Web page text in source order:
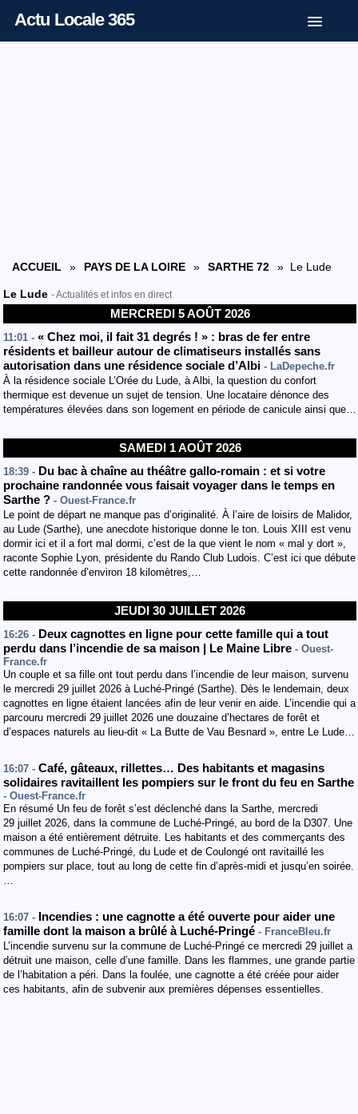
Actu Locale 365
ACCUEIL » PAYS DE LA LOIRE » SARTHE 72 » Le Lude
Le Lude - Actualités et infos en direct
MERCREDI 5 AOÛT 2026
11:01 - « Chez moi, il fait 31 degrés ! » : bras de fer entre
résidents et bailleur autour de climatiseurs installés sans
autorisation dans une résidence sociale d’Albi - LaDepeche.fr
À la résidence sociale L’Orée du Lude, à Albi, la question du confort
thermique est devenue un sujet de tension. Une locataire dénonce des
températures élevées dans son logement en période de canicule ainsi que…
SAMEDI 1 AOÛT 2026
18:39 - Du bac à chaîne au théâtre gallo-romain : et si votre
prochaine randonnée vous faisait voyager dans le temps en
Sarthe ? - Ouest-France.fr
Le point de départ ne manque pas d’originalité. À l’aire de loisirs de Malidor,
au Lude (Sarthe), une anecdote historique donne le ton. Louis XIII est venu
dormir ici et il a fort mal dormi, c’est de la que vient le nom « mal y dort »,
raconte Sophie Lyon, présidente du Rando Club Ludois. C’est ici que débute
cette randonnée d’environ 18 kilomètres,…
JEUDI 30 JUILLET 2026
16:26 - Deux cagnottes en ligne pour cette famille qui a tout
perdu dans l’incendie de sa maison | Le Maine Libre - Ouest-
France.fr
Un couple et sa fille ont tout perdu dans l’incendie de leur maison, survenu
le mercredi 29 juillet 2026 à Luché-Pringé (Sarthe). Dès le lendemain, deux
cagnottes en ligne étaient lancées afin de leur venir en aide. L’incendie qui a
parcouru mercredi 29 juillet 2026 une douzaine d’hectares de forêt et
d’espaces naturels au lieu-dit « La Butte de Vau Besnard », entre Le Lude…
16:07 - Café, gâteaux, rillettes… Des habitants et magasins
solidaires ravitaillent les pompiers sur le front du feu en Sarthe
- Ouest-France.fr
En résumé Un feu de forêt s’est déclenché dans la Sarthe, mercredi
29 juillet 2026, dans la commune de Luché-Pringé, au bord de la D307. Une
maison a été entièrement détruite. Les habitants et des commerçants des
communes de Luché-Pringé, du Lude et de Coulongé ont ravitaillé les
pompiers sur place, tout au long de cette fin d’après-midi et jusqu’en soirée.
…
16:07 - Incendies : une cagnotte a été ouverte pour aider une
famille dont la maison a brûlé à Luché-Pringé - FranceBleu.fr
L’incendie survenu sur la commune de Luché-Pringé ce mercredi 29 juillet a
détruit une maison, celle d’une famille. Dans les flammes, une grande partie
de l’habitation a péri. Dans la foulée, une cagnotte a été créée pour aider
ces habitants, afin de subvenir aux premières dépenses essentielles.